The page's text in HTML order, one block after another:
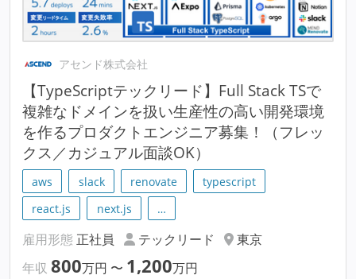
アセンド株式会社
【TypeScriptテックリード】Full Stack TSで
複雑なドメインを扱い生産性の高い開発環境
を作るプロダクトエンジニア募集！（フレッ
クス／カジュアル面談OK）
aws slack renovate
typescript
react.js
next.js …
雇用形態 正社員 テックリード
東京
年収 800万円 〜 1,200万円